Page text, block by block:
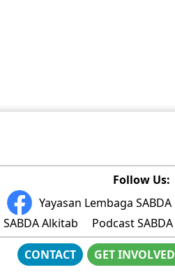
Follow Us:
Yayasan Lembaga SABDA
SABDA Alkitab
Podcast SABDA
CONTACT GET